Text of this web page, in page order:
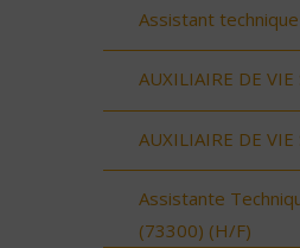
Assistant
AUXILIAIRE DE
AUXILIAIRE DE
Assistante
(73300) (H/F)